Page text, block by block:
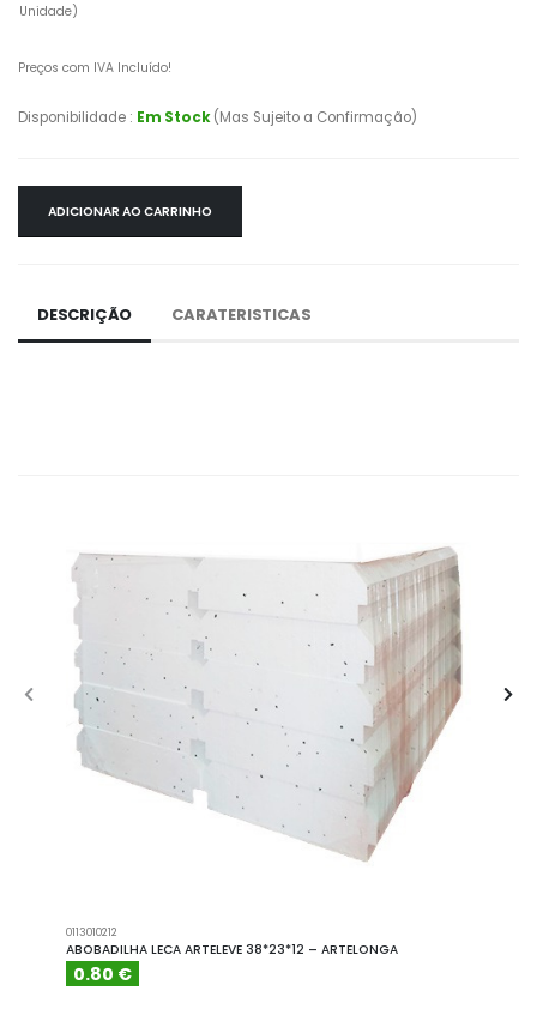
Unidade)
Preços com IVA Incluído!
Disponibilidade : Em Stock(Mas Sujeito a Confirmação)
ADICIONAR AO CARRINHO
DESCRIÇÃO CARATERISTICAS
0113010212
ABOBADILHA LECA ARTELEVE 38*23*12 – ARTELONGA
0.80 €